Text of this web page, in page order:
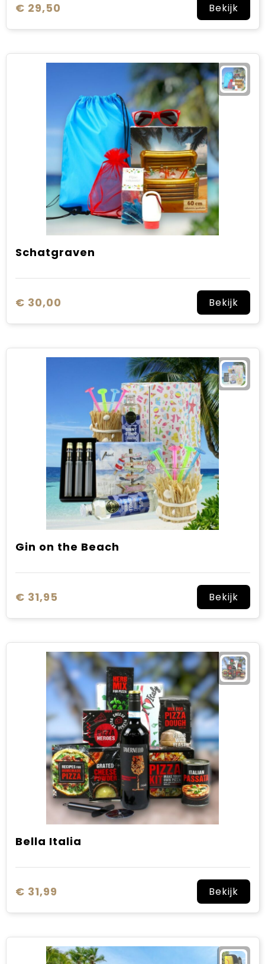
€ 29,50 Bekijk
Schatgraven
€ 30,00 Bekijk
Gin on the Beach
€ 31,95 Bekijk
Bella Italia
€ 31,99 Bekijk